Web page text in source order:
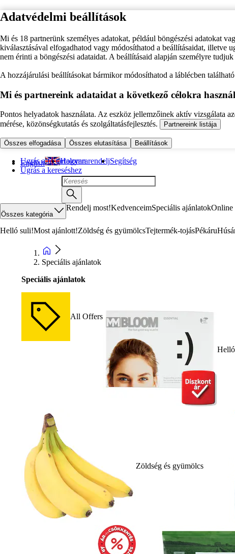
Adatvédelmi beállítások
Mi és 18 partnerünk személyes adatokat, például böngészési adatokat
kiválasztásával elfogadhatod vagy módosíthatod a beállításaidat, illetve
nem érinti a böngészési adataidat. A beállításaid alapján személyre
A hozzájárulási beállításokat bármikor módosíthatod a láblécben
Mi és partnereink adataidat a következő célokra
Pontos helyadatok használata. Az eszköz jellemzőinek aktív vizsgálata
mérése, közönségkutatás és szolgáltatásfejlesztés.
Partnereink listája
Összes elfogadása Összes elutasítása Beállítások
Ugrás a fő tartalomra
Ugrás a kereséshez
English Hogyan rendeljSegítség
Összes kategória
Rendelj most!KedvenceimSpeciális ajánlatokOnline
Helló suli!Most ajánlott!Zöldség és gyümölcsTejtermék-tojásPékáru
Speciális ajánlatok
Speciális ajánlatok
All Offers
Zöldség és gyümölcs